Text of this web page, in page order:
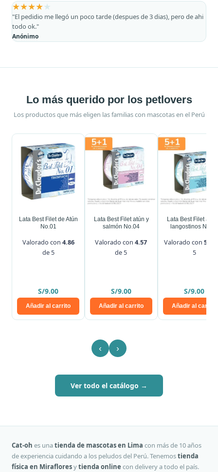
★★★★★
"El pedidio me llegó un poco tarde (despues de 3 dias), pero de ahi
todo ok."
Anónimo
Lo más querido por los petlovers
Los productos que más eligen las familias con mascotas en el Perú
Lata Best Filet de Atún
No.01
Valorado con 4.86
de 5
S/9.00
Añadir al carrito
Lata Best Filet atún y
salmón No.04
Valorado con4.57
de 5
S/9.00
Añadir al carrito
Lata Best Filet
langostinos No.05
Valorado con 5.00
5
S/9.00
Añadir al carrito
‹ ›
Ver todo el catálogo →
Cat-oh es unatienda de mascotas en Lima con más de 10 años
de experiencia cuidando a los peludos del Perú. Tenemostienda
física en Mirafloresytienda online con delivery a todo el país.